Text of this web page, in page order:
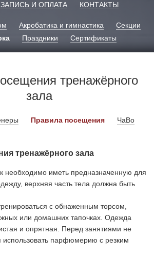
ЗАПИСЬ И ОПЛАТА КОНТАКТЫ
Акробатика и гимнастика
Секции
Праздники Сертификаты
тренажёрного
зала
Правила посещения ЧаВо
тренажёрного зала
необходимо иметь предназначенную для
верхняя часть тела должна быть
с обнаженным торсом,
или домашних тапочках. Одежда
и опрятная. Перед занятиями не
использовать парфюмерию с резким